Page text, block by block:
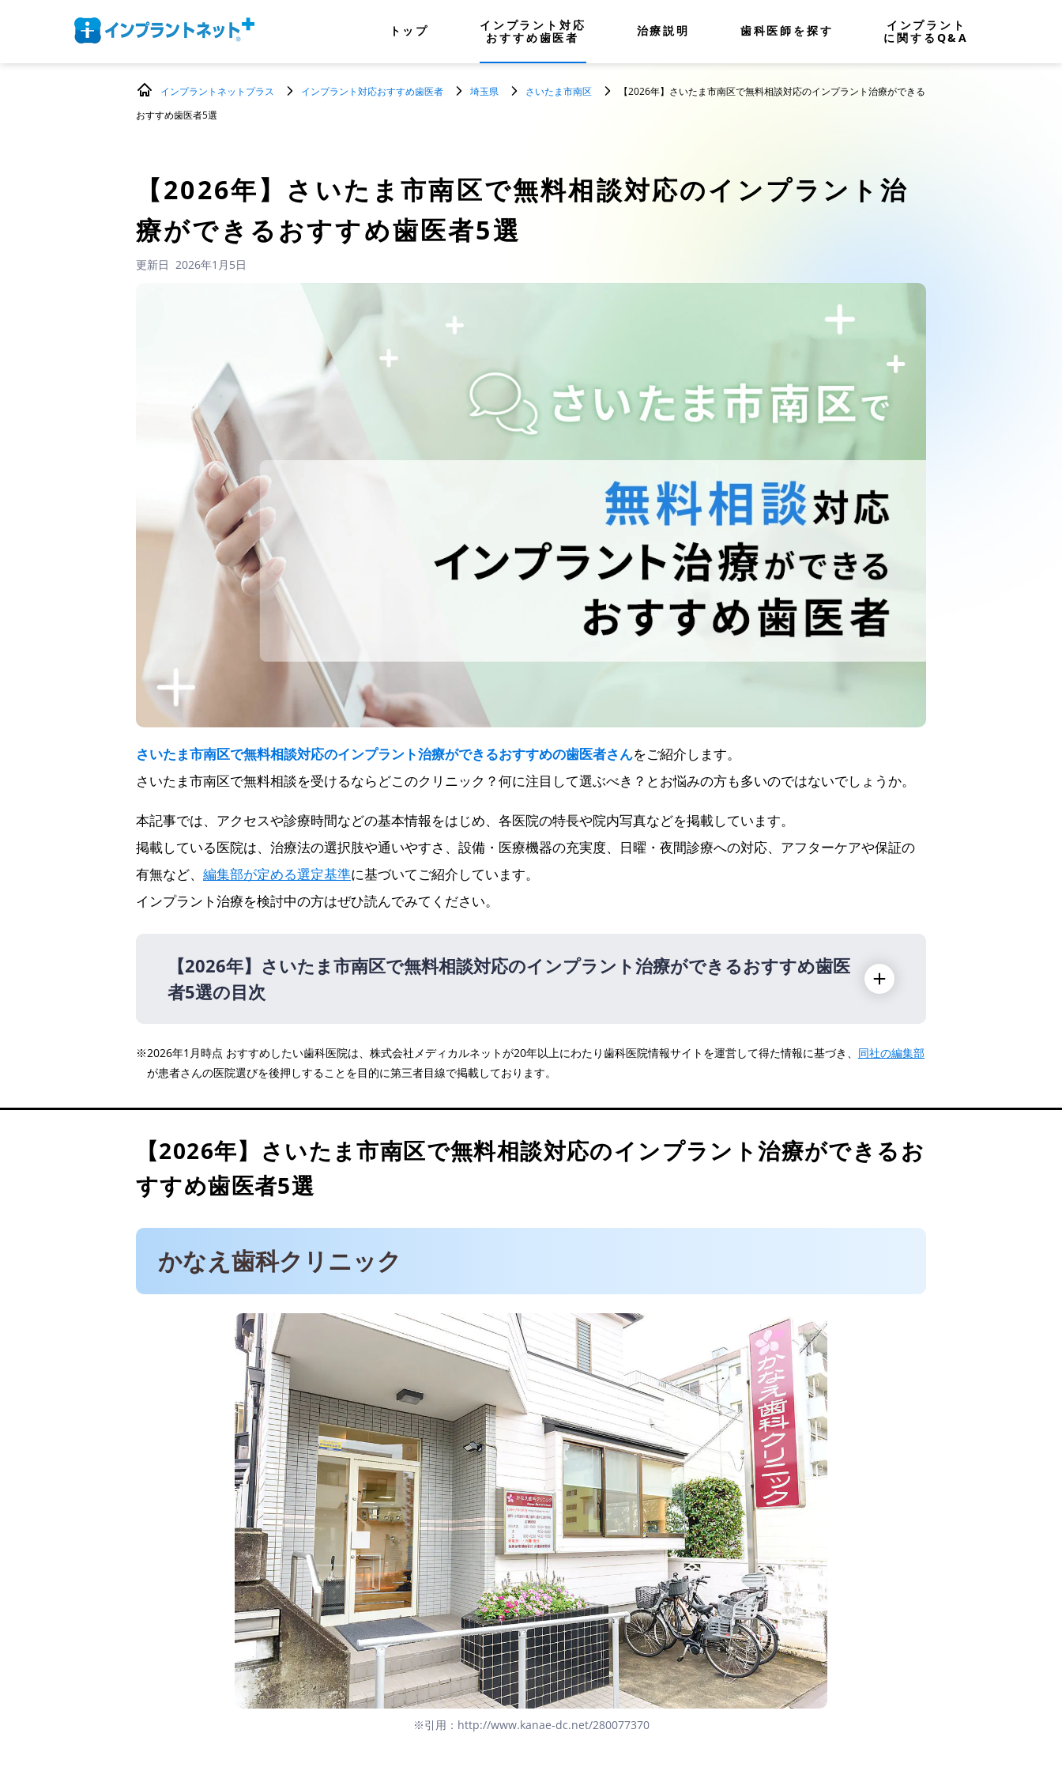
トップ
インプラント対応
おすすめ歯医者
治療説明 歯科医師を探す
インプラント
に関するQ&A
インプラントネットプラス インプラント対応おすすめ歯医者 埼玉県 さいたま市南区
【2026年】さいたま市南区で無料相談対応のインプラント治療ができる
おすすめ歯医者5選
【2026年】 さいたま市南区で無料相談対応のインプラント治
療ができるおすすめ歯医者5選
更新日 2026年1月5日
さいたま市南区で無料相談対応のインプラント治療ができるおすすめの歯医者さんをご紹介します。
さいたま市南区で無料相談を受けるならどこのクリニック？何に注目して選ぶべき？とお悩みの方も多いのではないでしょうか。
本記事では、アクセスや診療時間などの基本情報をはじめ、各医院の特長や院内写真などを掲載しています。
掲載している医院は、治療法の選択肢や通いやすさ、設備・医療機器の充実度、日曜・夜間診療への対応、アフターケアや保証の
有無など、 編集部が定める選定基準に基づいてご紹介しています。
インプラント治療を検討中の方はぜひ読んでみてください。
【2026年】 さいたま市南区で無料相談対応のインプラント治療ができるおすすめ歯医
者5選の目次
かなえ歯科クリニック
医療法人社団善歯会 ラムザ歯科クリニック
プラムシティ武蔵浦和歯科クリニック
南浦和歯科
スカイ&ガーデン デンタルオフィス
※2026年1月時点 おすすめしたい歯科医院は、株式会社メディカルネットが20年以上にわたり歯科医院情報サイトを運営して得た情報に基づき、 同社の編集部
が患者さんの医院選びを後押しすることを目的に第三者目線で掲載しております。
【2026年】 さいたま市南区で無料相談対応のインプラント治療ができるお
すすめ歯医者5選
かなえ歯科クリニック
※引用：http://www.kanae-dc.net/280077370